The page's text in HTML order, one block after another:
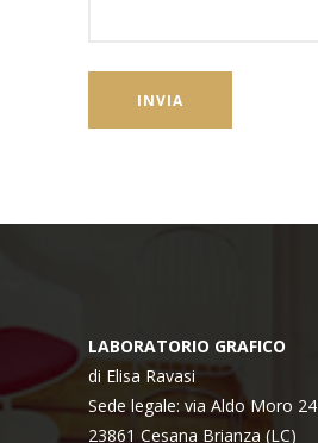
LABORATORIO GRAFICO
di Elisa Ravasi
Sede legale: via Aldo Moro 24
23861 Cesana Brianza (LC)